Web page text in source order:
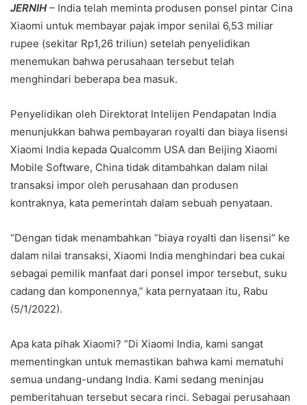
JERNIH – India telah meminta produsen ponsel pintar Cina
Xiaomi untuk membayar pajak impor senilai 6,53 miliar
rupee (sekitar Rp1,26 triliun) setelah penyelidikan
menemukan bahwa perusahaan tersebut telah
menghindari beberapa bea masuk.
Penyelidikan oleh Direktorat Intelijen Pendapatan India
menunjukkan bahwa pembayaran royalti dan biaya lisensi
Xiaomi India kepada Qualcomm USA dan Beijing Xiaomi
Mobile Software, China tidak ditambahkan dalam nilai
transaksi impor oleh perusahaan dan produsen
kontraknya, kata pemerintah dalam sebuah penyataan.
“Dengan tidak menambahkan “biaya royalti dan lisensi” ke
dalam nilai transaksi, Xiaomi India menghindari bea cukai
sebagai pemilik manfaat dari ponsel impor tersebut, suku
cadang dan komponennya,” kata pernyataan itu, Rabu
(5/1/2022).
Apa kata pihak Xiaomi? “Di Xiaomi India, kami sangat
mementingkan untuk memastikan bahwa kami mematuhi
semua undang-undang India. Kami sedang meninjau
pemberitahuan tersebut secara rinci. Sebagai perusahaan